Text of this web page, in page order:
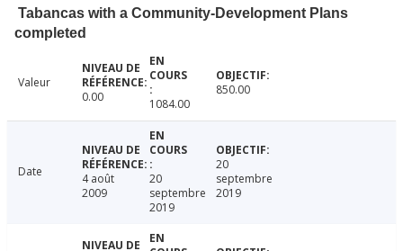
Tabancas with a Community-Development Plans
completed
Valeur
0.00
1084.00
850.00
Date
4 août
2009
20
septembre
2019
20
septembre
2019